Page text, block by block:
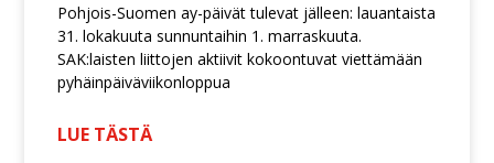
Pohjois-Suomen ay-päivät tulevat jälleen: lauantaista
31. lokakuuta sunnuntaihin 1. marraskuuta.
SAK:laisten liittojen aktiivit kokoontuvat viettämään
pyhäinpäiväviikonloppua
LUE TÄSTÄ